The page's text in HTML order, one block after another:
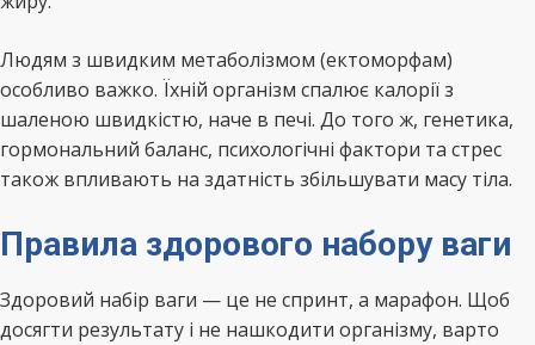
Людям з швидким метаболізмом (ектоморфам)
особливо важко. Їхній організм спалює калорії з
шаленою швидкістю, наче в печі. До того ж, генетика,
гормональний баланс, психологічні фактори та стрес
також впливають на здатність збільшувати масу тіла.
Правила здорового набору ваги
Здоровий набір ваги — це не спринт, а марафон. Щоб
досягти результату і не нашкодити організму, варто